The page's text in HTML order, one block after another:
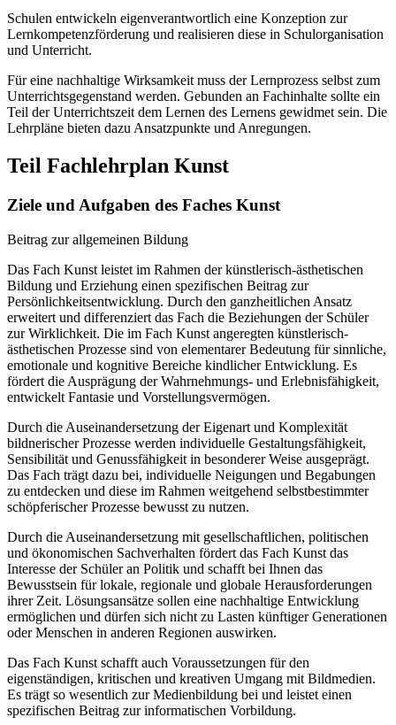
Schulen entwickeln eigenverantwortlich eine Konzeption zur
Lernkompetenzförderung und realisieren diese in Schulorganisation
und Unterricht.
Für eine nachhaltige Wirksamkeit muss der Lernprozess selbst zum
Unterrichtsgegenstand werden. Gebunden an Fachinhalte sollte ein
Teil der Unterrichtszeit dem Lernen des Lernens gewidmet sein. Die
Lehrpläne bieten dazu Ansatzpunkte und Anregungen.
Teil Fachlehrplan Kunst
Ziele und Aufgaben des Faches Kunst
Beitrag zur allgemeinen Bildung
Das Fach Kunst leistet im Rahmen der künstlerisch-ästhetischen
Bildung und Erziehung einen spezifischen Beitrag zur
Persönlichkeitsentwicklung. Durch den ganzheitlichen Ansatz
erweitert und differenziert das Fach die Beziehungen der Schüler
zur Wirklichkeit. Die im Fach Kunst angeregten künstlerisch-
ästhetischen Prozesse sind von elementarer Bedeutung für sinnliche,
emotionale und kognitive Bereiche kindlicher Entwicklung. Es
fördert die Ausprägung der Wahrnehmungs- und Erlebnisfähigkeit,
entwickelt Fantasie und Vorstellungsvermögen.
Durch die Auseinandersetzung der Eigenart und Komplexität
bildnerischer Prozesse werden individuelle Gestaltungsfähigkeit,
Sensibilität und Genussfähigkeit in besonderer Weise ausgeprägt.
Das Fach trägt dazu bei, individuelle Neigungen und Begabungen
zu entdecken und diese im Rahmen weitgehend selbstbestimmter
schöpferischer Prozesse bewusst zu nutzen.
Durch die Auseinandersetzung mit gesellschaftlichen, politischen
und ökonomischen Sachverhalten fördert das Fach Kunst das
Interesse der Schüler an Politik und schafft bei Ihnen das
Bewusstsein für lokale, regionale und globale Herausforderungen
ihrer Zeit. Lösungsansätze sollen eine nachhaltige Entwicklung
ermöglichen und dürfen sich nicht zu Lasten künftiger Generationen
oder Menschen in anderen Regionen auswirken.
Das Fach Kunst schafft auch Voraussetzungen für den
eigenständigen, kritischen und kreativen Umgang mit Bildmedien.
Es trägt so wesentlich zur Medienbildung bei und leistet einen
spezifischen Beitrag zur informatischen Vorbildung.